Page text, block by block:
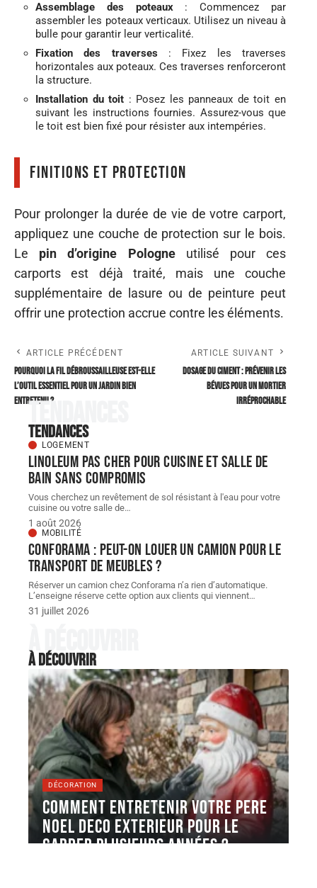
Assemblage des poteaux: Commencez par
assembler les poteaux verticaux. Utilisez un niveau à
bulle pour garantir leur verticalité.
Fixation des traverses : Fixez les traverses
horizontales aux poteaux. Ces traverses renforceront
la structure.
Installation du toit : Posez les panneaux de toit en
suivant les instructions fournies. Assurez-vous que
le toit est bien fixé pour résister aux intempéries.
Finitions et protection
Pour prolonger la durée de vie de votre carport,
appliquez une couche de protection sur le bois.
Le pin d’origine Pologneutilisé pour ces
carports est déjà traité, mais une couche
supplémentaire de lasure ou de peinture peut
offrir une protection accrue contre les éléments.
ARTICLE PRÉCÉDENT
Pourquoi la fil débroussailleuse est-elle
l’outil essentiel pour un jardin bien
entretenu ?
ARTICLE SUIVANT
Dosage du ciment : prévenir les
bévues pour un mortier
irréprochable
Tendances
Tendances
LOGEMENT
Linoleum pas cher pour cuisine et salle de
bain sans compromis
Vous cherchez un revêtement de sol résistant à l'eau pour votre
cuisine ou votre salle de…
1 août 2026
MOBILITÉ
Conforama : peut-on louer un camion pour le
transport de meubles ?
Réserver un camion chez Conforama n’a rien d’automatique.
L’enseigne réserve cette option aux clients qui viennent…
31 juillet 2026
À découvrir
À découvrir
DÉCORATION
Comment entretenir votre pere
noel deco exterieur pour le
garder plusieurs années ?